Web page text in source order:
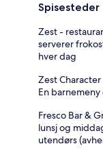
Spisesteder
Zest -
serverer
hver dag
Zest
En
Fresco Bar &
lunsj og
utendørs